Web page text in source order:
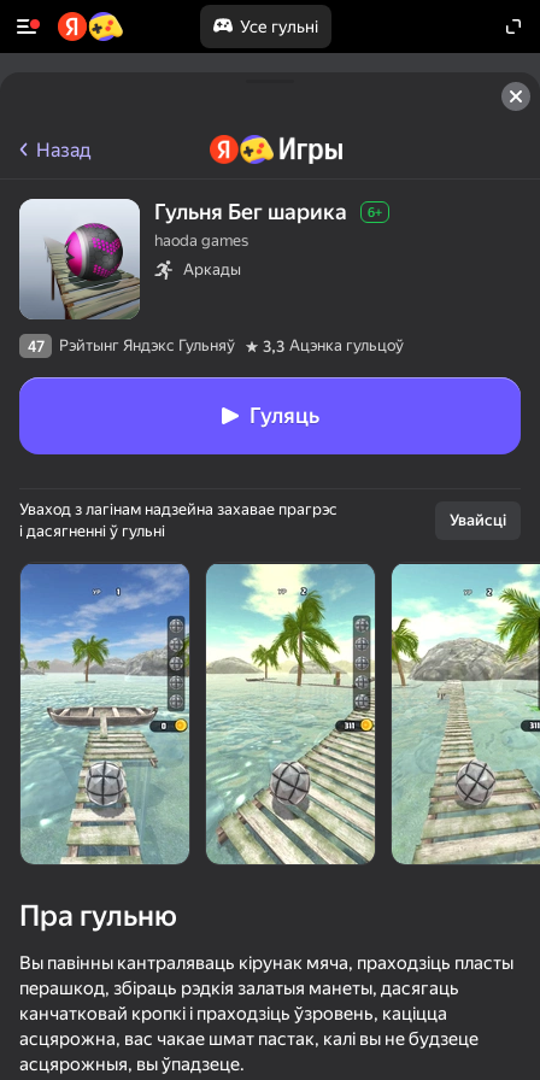
Усе гульні
50+ лепшых гульняў, у якія гуляюць
нават тыя, хто «не гуляе»
Резиновый мяч 3D
Назад
Гульня Бег шарика 6+
haoda games
Аркады
47 Рэйтынг Яндэкс Гульняў 3,3 Ацэнка гульцоў
Гуляць
Уваход з лагінам надзейна захавае прагрэс
і дасягненні ў гульні
Увайсці
Пра гульню
Вы павінны кантраляваць кірунак мяча, праходзіць пласты
перашкод, збіраць рэдкія залатыя манеты, дасягаць
канчатковай кропкі і праходзіць ўзровень, каціцца
асцярожна, вас чакае шмат пастак, калі вы не будзеце
асцярожныя, вы ўпадзеце.